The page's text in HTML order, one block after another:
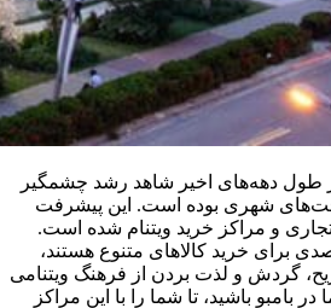
طول دهه‌های اخیر شاهد رشد چشمگیر
شهری بوده است. این پیشرفت
و مراکز خرید ویتنام شده است.
برای خرید کالاهای متنوع هستند،
گردش و لذت بردن از فرهنگ ویتنامی
بامبو باشید، تا شما را با این مراکز